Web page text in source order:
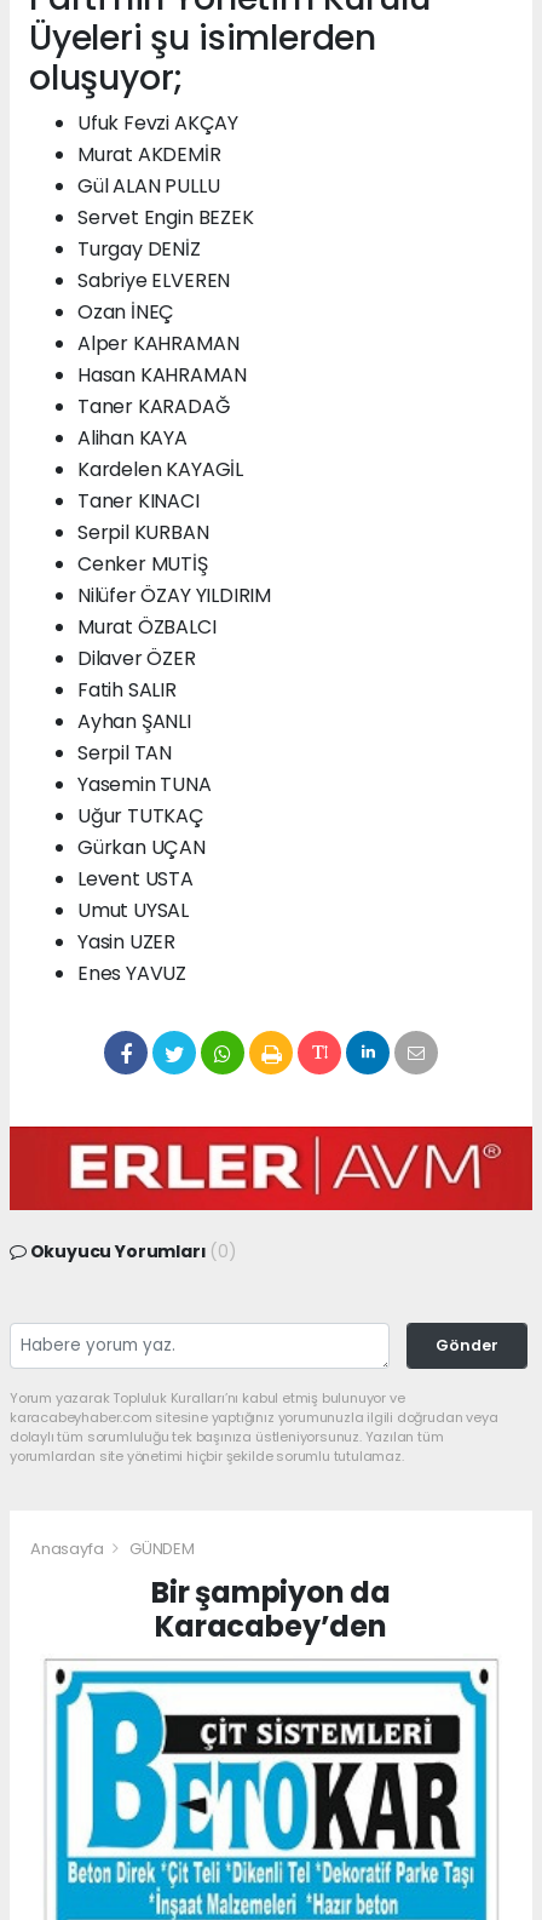
Üyeleri şu isimlerden
oluşuyor;
Ufuk Fevzi AKÇAY
Murat AKDEMİR
Gül ALAN PULLU
Servet Engin BEZEK
Turgay DENİZ
Sabriye ELVEREN
Ozan İNEÇ
Alper KAHRAMAN
Hasan KAHRAMAN
Taner KARADAĞ
Alihan KAYA
Kardelen KAYAGİL
Taner KINACI
Serpil KURBAN
Cenker MUTİŞ
Nilüfer ÖZAY YILDIRIM
Murat ÖZBALCI
Dilaver ÖZER
Fatih SALIR
Ayhan ŞANLI
Serpil TAN
Yasemin TUNA
Uğur TUTKAÇ
Gürkan UÇAN
Levent USTA
Umut UYSAL
Yasin UZER
Enes YAVUZ
Okuyucu Yorumları (0)
Gönder
Yorum yazarak Topluluk Kuralları’nı kabul etmiş bulunuyor ve
karacabeyhaber.com sitesine yaptığınız yorumunuzla ilgili doğrudan veya
dolaylı tüm sorumluluğu tek başınıza üstleniyorsunuz. Yazılan tüm
yorumlardan site yönetimi hiçbir şekilde sorumlu tutulamaz.
Anasayfa GÜNDEM
Bir şampiyon da
Karacabey’den